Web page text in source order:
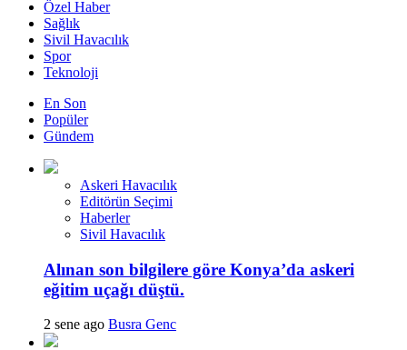
Özel Haber
Sağlık
Sivil Havacılık
Spor
Teknoloji
En Son
Popüler
Gündem
Askeri Havacılık
Editörün Seçimi
Haberler
Sivil Havacılık
Alınan son bilgilere göre Konya’da askeri
eğitim uçağı düştü.
2 sene ago Busra Genc